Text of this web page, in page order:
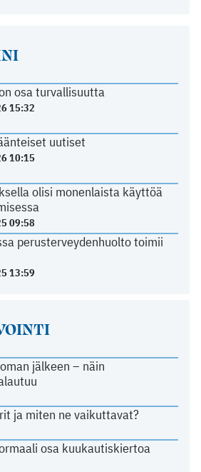
osa turvallisuutta
15:32
uutiset
10:15
olisi monenlaista käyttöä
09:58
perusterveydenhuolto toimii
13:59
jälkeen – näin
ja miten ne vaikuttavat?
osa kuukautiskiertoa